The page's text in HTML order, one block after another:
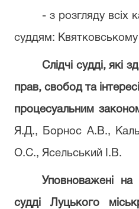
- з розгляду всіх
суддям:
Слідчі судді, які
прав, свобод та
процесуальним
Я.Д., Борнос А.В.,
О.С., Ясельський І.В.
Уповноважені на
судді Луцького